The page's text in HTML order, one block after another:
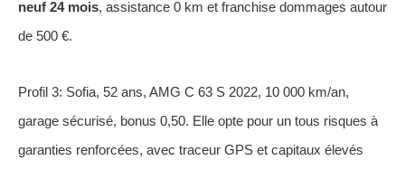
neuf 24 mois, assistance 0 km et franchise dommages autour
de 500 €.
Profil 3: Sofia, 52 ans, AMG C 63 S 2022, 10 000 km/an,
garage sécurisé, bonus 0,50. Elle opte pour un tous risques à
garanties renforcées, avec traceur GPS et capitaux élevés